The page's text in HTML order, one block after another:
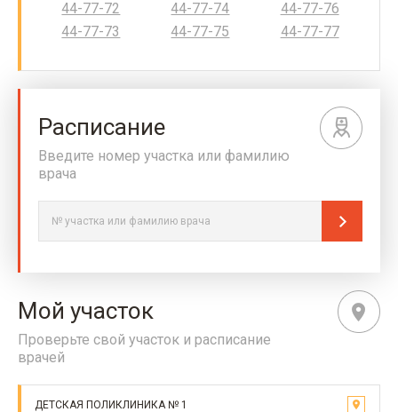
44-77-72
44-77-73
44-77-74
44-77-75
44-77-76
44-77-77
Расписание
Введите номер участка или фамилию
врача
Мой участок
Проверьте свой участок и расписание
врачей
ДЕТСКАЯ ПОЛИКЛИНИКА № 1